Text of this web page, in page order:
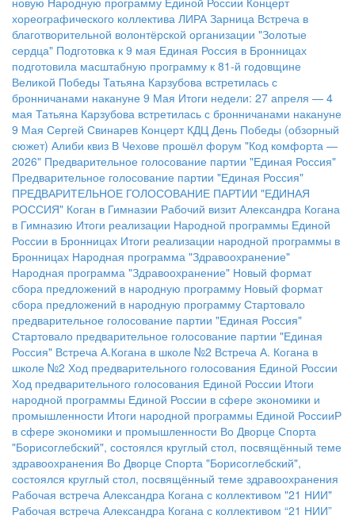
хореографического коллектива ЛИРА Зарница Встреча в
благотворительной волонтёрской организации "Золотые
сердца" Подготовка к 9 мая Единая Россия в Бронницах
подготовила масштабную программу к 81-й годовщине
Великой Победы Татьяна Карзубова встретилась с
бронничанами накануне 9 Мая Итоги недели: 27 апреля — 4
мая Татьяна Карзубова встретилась с бронничанами накануне
9 Мая Сергей Свинарев Концерт КДЦ День Победы (обзорный
сюжет) Алиби квиз В Чехове прошёл форум "Код комфорта —
2026" Предварительное голосование партии "Единая Россия"
Предварительное голосование партии "Единая Россия"
ПРЕДВАРИТЕЛЬНОЕ ГОЛОСОВАНИЕ ПАРТИИ "ЕДИНАЯ
РОССИЯ" Коган в Гимназии Рабочий визит Александра Когана
в Гимназию Итоги реализации Народной программы Единой
России в Бронницах Итоги реализации народной программы в
Бронницах Народная программа "Здравоохранение"
Народная программа "Здравоохранение" Новый формат
сбора предложений в народную программу Новый формат
сбора предложений в народную программу Стартовало
предварительное голосование партии "Единая Россия"
Стартовало предварительное голосование партии "Единая
Россия" Встреча А.Когана в школе №2 Встреча А. Когана в
школе №2 Ход предварительного голосования Единой России
Ход предварительного голосования Единой России Итоги
народной программы Единой России в сфере экономики и
промышленности Итоги народной программы Единой РоссииР
в сфере экономики и промышленности Во Дворце Спорта
"Борисоглебский", состоялся круглый стол, посвящённый теме
здравоохранения Во Дворце Спорта "Борисоглебский",
состоялся круглый стол, посвящённый теме здравоохранения
Рабочая встреча Александра Когана с коллективом "21 НИИ"
Рабочая встреча Александра Когана с коллективом “21 НИИ”